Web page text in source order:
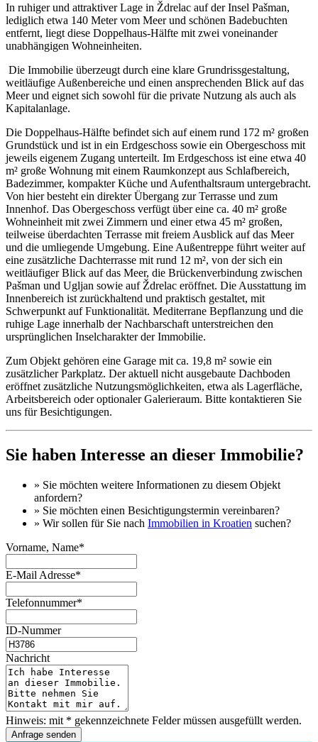
In ruhiger und attraktiver Lage in Ždrelac auf der Insel Pašman,
lediglich etwa 140 Meter vom Meer und schönen Badebuchten
entfernt, liegt diese Doppelhaus-Hälfte mit zwei voneinander
unabhängigen Wohneinheiten.
Die Immobilie überzeugt durch eine klare Grundrissgestaltung,
weitläufige Außenbereiche und einen ansprechenden Blick auf das
Meer und eignet sich sowohl für die private Nutzung als auch als
Kapitalanlage.
Die Doppelhaus-Hälfte befindet sich auf einem rund 172 m² großen
Grundstück und ist in ein Erdgeschoss sowie ein Obergeschoss mit
jeweils eigenem Zugang unterteilt. Im Erdgeschoss ist eine etwa 40
m² große Wohnung mit einem Raumkonzept aus Schlafbereich,
Badezimmer, kompakter Küche und Aufenthaltsraum untergebracht.
Von hier besteht ein direkter Übergang zur Terrasse und zum
Innenhof. Das Obergeschoss verfügt über eine ca. 40 m² große
Wohneinheit mit zwei Zimmern und einer etwa 45 m² großen,
teilweise überdachten Terrasse mit freiem Ausblick auf das Meer
und die umliegende Umgebung. Eine Außentreppe führt weiter auf
eine zusätzliche Dachterrasse mit rund 12 m², von der sich ein
weitläufiger Blick auf das Meer, die Brückenverbindung zwischen
Pašman und Ugljan sowie auf Ždrelac eröffnet. Die Ausstattung im
Innenbereich ist zurückhaltend und praktisch gestaltet, mit
Schwerpunkt auf Funktionalität. Mediterrane Bepflanzung und die
ruhige Lage innerhalb der Nachbarschaft unterstreichen den
ursprünglichen Inselcharakter der Immobilie.
Zum Objekt gehören eine Garage mit ca. 19,8 m² sowie ein
zusätzlicher Parkplatz. Der aktuell nicht ausgebaute Dachboden
eröffnet zusätzliche Nutzungsmöglichkeiten, etwa als Lagerfläche,
Arbeitsbereich oder optionaler Galerieraum. Bitte kontaktieren Sie
uns für Besichtigungen.
Sie haben Interesse an dieser Immobilie?
» Sie möchten weitere Informationen zu diesem Objekt
anfordern?
» Sie möchten einen Besichtigungstermin vereinbaren?
» Wir sollen für Sie nach Immobilien in Kroatien suchen?
Vorname, Name*
E-Mail Adresse*
Telefonnummer*
ID-Nummer
Nachricht
Hinweis: mit * gekennzeichnete Felder müssen ausgefüllt werden.